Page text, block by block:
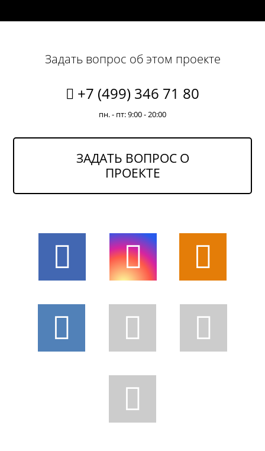
Задать вопрос об этом проекте
+7 (499) 346 71 80
пн. - пт: 9:00 - 20:00
ЗАДАТЬ ВОПРОС О
ПРОЕКТЕ